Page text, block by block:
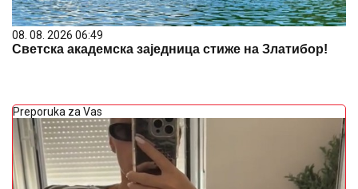
08. 08. 2026 06:49
Светска академска заједница стиже на Златибор!
Preporuka za Vas